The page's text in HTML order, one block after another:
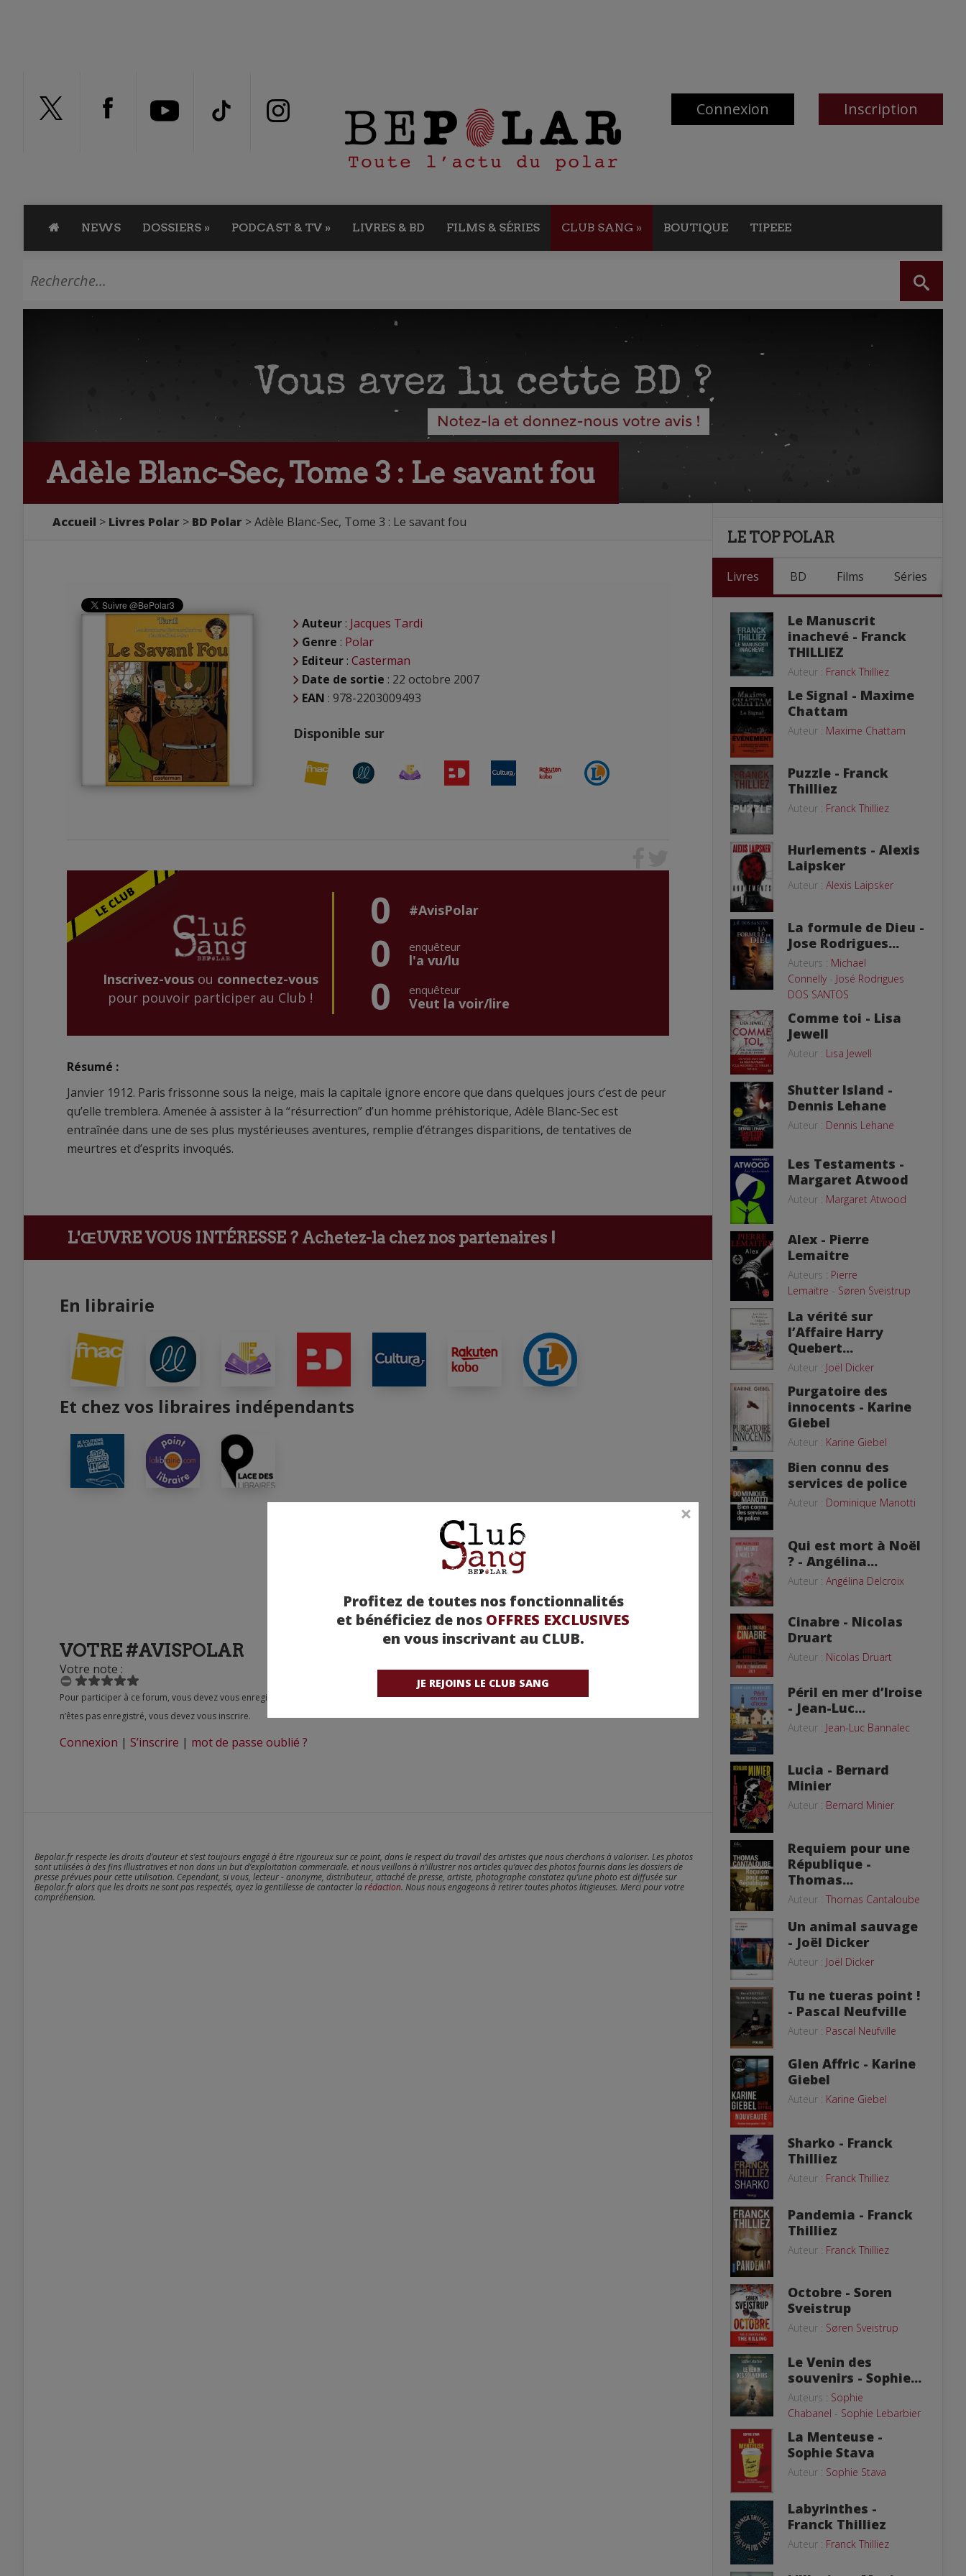
Connexion Inscription
NEWS DOSSIERS » PODCAST & TV » LIVRES & BD FILMS & SÉRIES CLUB SANG » BOUTIQUE TIPEEE
Profitez de toutes nos fonctionnalités
et bénéficiez de nos OFFRES EXCLUSIVES
en vous inscrivant au CLUB.
JE REJOINS LE CLUB SANG
Adèle Blanc-Sec, Tome 3 : Le savant fou
Accueil Livres Polar BD Polar Adèle Blanc-Sec, Tome 3 : Le savant fou
Auteur : Jacques Tardi
Genre : Polar
Editeur : Casterman
Date de sortie : 22 octobre 2007
EAN : 978-2203009493
Disponible sur
Inscrivez-vousou connectez-vous
pour pouvoir participer au Club !
0 #AvisPolar
0 enquêteur
l'a vu/lu
0 enquêteur
Veut la voir/lire
Résumé :
Janvier 1912. Paris frissonne sous la neige, mais la capitale ignore encore que dans quelques jours c’est de peur
qu’elle tremblera. Amenée à assister à la “résurrection” d’un homme préhistorique, Adèle Blanc-Sec est
entraînée dans une de ses plus mystérieuses aventures, remplie d’étranges disparitions, de tentatives de
meurtres et d’esprits invoqués.
L'ŒUVRE VOUS INTÉRESSE ? Achetez-la chez nos partenaires !
En librairie
Et chez vos libraires indépendants
VOTRE #AVISPOLAR
Votre note :
Pour participer à ce forum, vous devez vous enregistrer au préalable. Merci d’indiquer ci-dessous l’identifiant personnel qui vous a été fourni. Si vous
n’êtes pas enregistré, vous devez vous inscrire.
Connexion | S’inscrire | mot de passe oublié ?
Bepolar.fr respecte les droits d’auteur et s’est toujours engagé à être rigoureux sur ce point, dans le respect du travail des artistes que nous cherchons à valoriser. Les photos
sont utilisées à des fins illustratives et non dans un but d’exploitation commerciale. et nous veillons à n’illustrer nos articles qu’avec des photos fournis dans les dossiers de
presse prévues pour cette utilisation. Cependant, si vous, lecteur - anonyme, distributeur, attaché de presse, artiste, photographe constatez qu’une photo est diffusée sur
Bepolar.fr alors que les droits ne sont pas respectés, ayez la gentillesse de contacter larédaction. Nous nous engageons à retirer toutes photos litigieuses. Merci pour votre
compréhension.
LE TOP POLAR
Livres BD Films Séries
Le Manuscrit
inachevé - Franck
THILLIEZ
Auteur : Franck Thilliez
Le Signal - Maxime
Chattam
Auteur : Maxime Chattam
Puzzle - Franck
Thilliez
Auteur : Franck Thilliez
Hurlements - Alexis
Laipsker
Auteur : Alexis Laipsker
La formule de Dieu -
Jose Rodrigues...
Auteurs : Michael
Connelly- José Rodrigues
DOS SANTOS
Comme toi - Lisa
Jewell
Auteur : Lisa Jewell
Shutter Island -
Dennis Lehane
Auteur : Dennis Lehane
Les Testaments -
Margaret Atwood
Auteur : Margaret Atwood
Alex - Pierre
Lemaitre
Auteurs : Pierre
Lemaitre - Søren Sveistrup
La vérité sur
l’Affaire Harry
Quebert...
Auteur : Joël Dicker
Purgatoire des
innocents - Karine
Giebel
Auteur : Karine Giebel
Bien connu des
services de police
Auteur : Dominique Manotti
Qui est mort à Noël
? - Angélina...
Auteur : Angélina Delcroix
Cinabre - Nicolas
Druart
Auteur : Nicolas Druart
Péril en mer d’Iroise
- Jean-Luc...
Auteur : Jean-Luc Bannalec
Lucia - Bernard
Minier
Auteur : Bernard Minier
Requiem pour une
République -
Thomas...
Auteur : Thomas Cantaloube
Un animal sauvage
- Joël Dicker
Auteur : Joël Dicker
Tu ne tueras point !
- Pascal Neufville
Auteur : Pascal Neufville
Glen Affric - Karine
Giebel
Auteur : Karine Giebel
Sharko - Franck
Thilliez
Auteur : Franck Thilliez
Pandemia - Franck
Thilliez
Auteur : Franck Thilliez
Octobre - Soren
Sveistrup
Auteur : Søren Sveistrup
Le Venin des
souvenirs - Sophie...
Auteurs : Sophie
Chabanel - Sophie Lebarbier
La Menteuse -
Sophie Stava
Auteur : Sophie Stava
Labyrinthes -
Franck Thilliez
Auteur : Franck Thilliez